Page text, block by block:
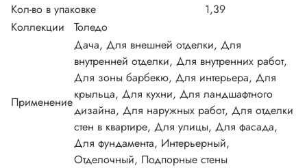
Кол-во в упаковке
1,39
Коллекции
Толедо
Применение
Дача, Для внешней отделки, Для
внутренней отделки, Для внутренних работ,
Для зоны барбекю, Для интерьера, Для
крыльца, Для кухни, Для ландшафтного
дизайна, Для наружных работ, Для отделки
стен в квартире, Для улицы, Для фасада,
Для фундамента, Интерьерный,
Отделочный, Подпорные стены